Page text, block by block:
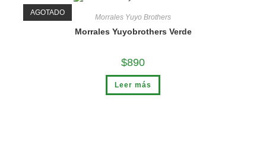
AGOTADO
Morrales Yuyo Brothers
Morrales Yuyobrothers Verde
$890
Leer más